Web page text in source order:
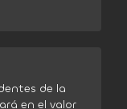
de la
en el valor